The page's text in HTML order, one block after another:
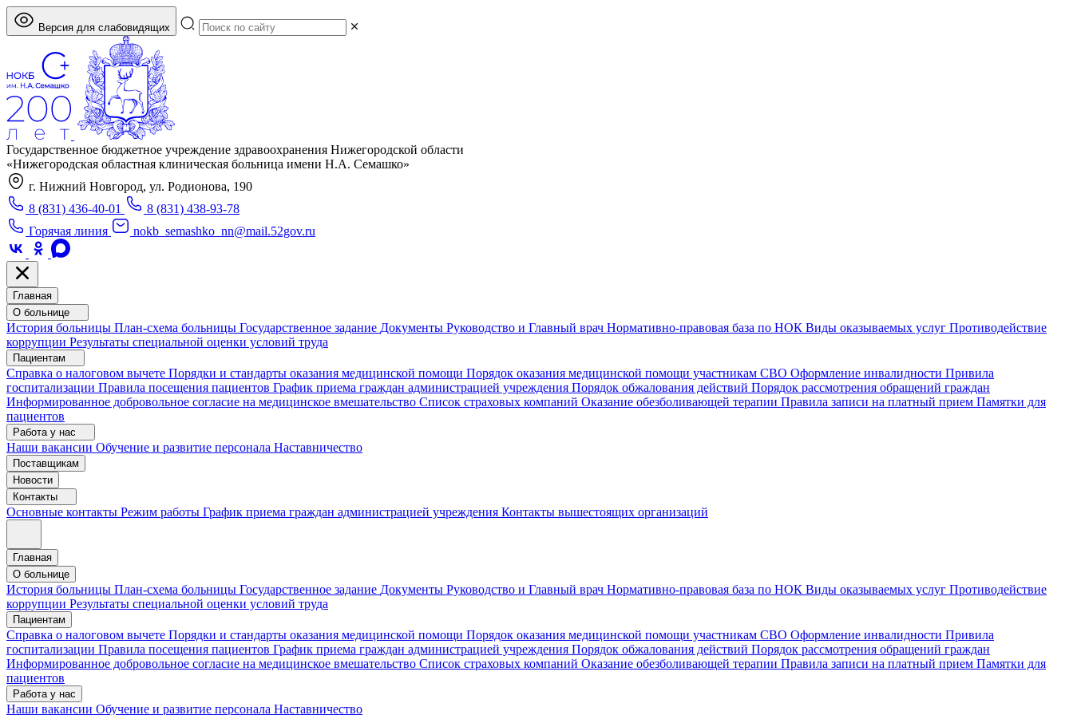
Версия для слабовидящих
Государственное бюджетное учреждение здравоохранения Нижегородской области
«Нижегородская областная клиническая больница имени Н.А. Семашко»
г. Нижний Новгород, ул. Родионова, 190
8 (831) 436-40-01
8 (831) 438-93-78
Горячая линия
nokb_semashko_nn@mail.52gov.ru
Главная
О больнице
История больницы План-схема больницы Государственное задание Документы Руководство и Главный врач Нормативно-правовая база по НОК Виды оказываемых услуг Противодействие
коррупции Результаты специальной оценки условий труда
Пациентам
Справка о налоговом вычете Порядки и стандарты оказания медицинской помощи Порядок оказания медицинской помощи участникам СВО Оформление инвалидности Привила
госпитализации Правила посещения пациентов График приема граждан администрацией учреждения Порядок обжалования действий Порядок рассмотрения обращений граждан
Информированное добровольное согласие на медицинское вмешательство Список страховых компаний Оказание обезболивающей терапии Правила записи на платный прием Памятки для
пациентов
Работа у нас
Наши вакансии Обучение и развитие персонала Наставничество
Поставщикам
Новости
Контакты
Основные контакты Режим работы График приема граждан администрацией учреждения Контакты вышестоящих организаций
Главная
О больнице
История больницы План-схема больницы Государственное задание Документы Руководство и Главный врач Нормативно-правовая база по НОК Виды оказываемых услуг Противодействие
коррупции Результаты специальной оценки условий труда
Пациентам
Справка о налоговом вычете Порядки и стандарты оказания медицинской помощи Порядок оказания медицинской помощи участникам СВО Оформление инвалидности Привила
госпитализации Правила посещения пациентов График приема граждан администрацией учреждения Порядок обжалования действий Порядок рассмотрения обращений граждан
Информированное добровольное согласие на медицинское вмешательство Список страховых компаний Оказание обезболивающей терапии Правила записи на платный прием Памятки для
пациентов
Работа у нас
Наши вакансии Обучение и развитие персонала Наставничество